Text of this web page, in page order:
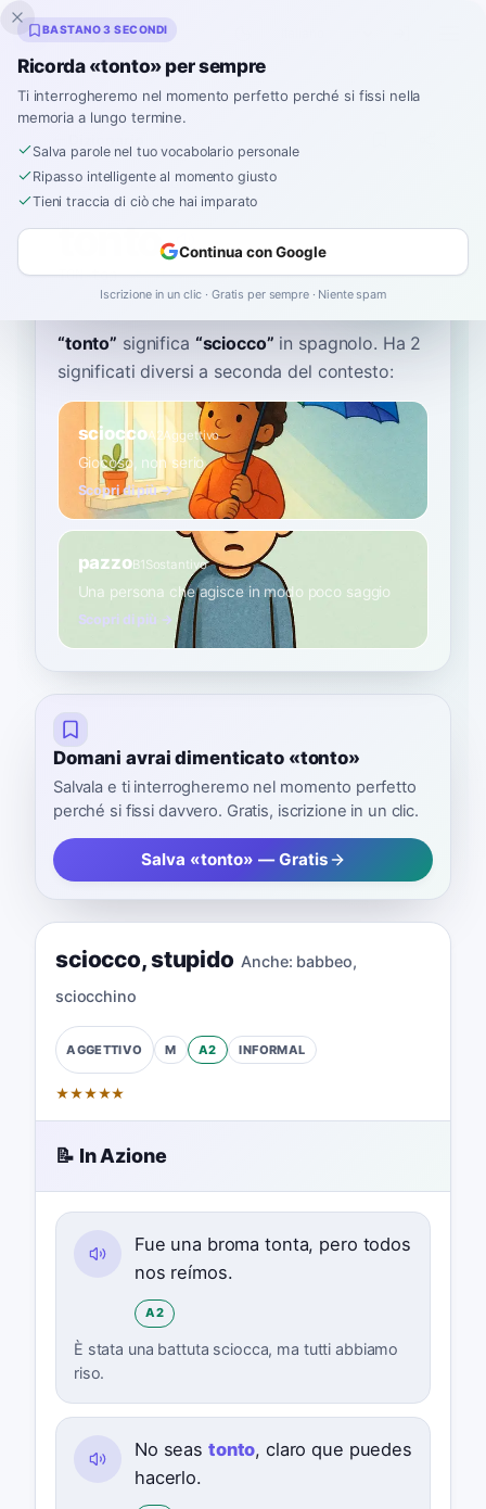
Inklingo
Home›Spagnolo›Dizionario›tonto
tonto
TON-toh ˈtonto
“tonto” significa “sciocco” in spagnolo. Ha 2
significati diversi a seconda del contesto:
scioccoA2Aggettivo
Giocoso, non serio
Scopri di più →
pazzoB1 Sostantivo
Una persona che agisce in modo poco saggio
Scopri di più →
Domani avrai dimenticato «tonto»
Salvala e ti interrogheremo nel momento perfetto
perché si fissi davvero. Gratis, iscrizione in un clic.
Salva «tonto» — Gratis
sciocco,stupido Anche: babbeo,
sciocchino
AGGETTIVO M A2 INFORMAL
★★★★★
📝 In Azione
Fue una broma tonta, pero todos
nos reímos.
A2
È stata una battuta sciocca, ma tutti abbiamo
riso.
No seas tonto, claro que puedes
hacerlo.
BASTANO 3 SECONDI
Ricorda «tonto» per sempre
Ti interrogheremo nel momento perfetto perché si fissi nella
memoria a lungo termine.
Salva parole nel tuo vocabolario personale
Ripasso intelligente al momento giusto
Tieni traccia di ciò che hai imparato
Continua con Google
Iscrizione in un clic · Gratis per sempre · Niente spam